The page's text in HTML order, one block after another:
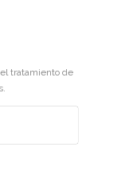
tratamiento de